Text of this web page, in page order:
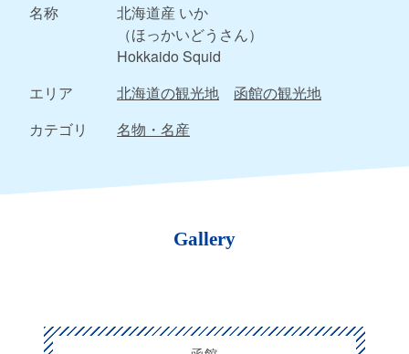
名称
北海道産 いか
（ほっかいどうさん）
Hokkaido Squid
エリア
北海道の観光地
函館の観光地
カテゴリ
名物・名産
Gallery